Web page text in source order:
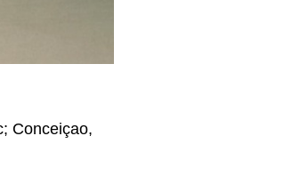
Conceiçao,